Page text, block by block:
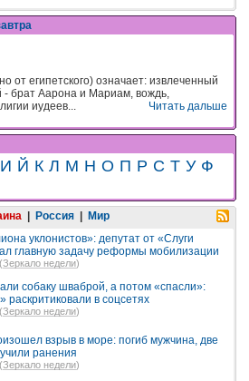
от египетского) означает: извлеченный
брат Аарона и Мариам, вождь,
иудеев...
Читать дальше
И Й К Л М Н О П Р С Т У Ф
| Россия | Мир
уклонистов»: депутат от «Слуги
главную задачу реформы мобилизации
Зеркало недели)
собаку шваброй, а потом «спасли»:
раскритиковали в соцсетях
Зеркало недели)
взрыв в море: погиб мужчина, две
ранения
Зеркало недели)